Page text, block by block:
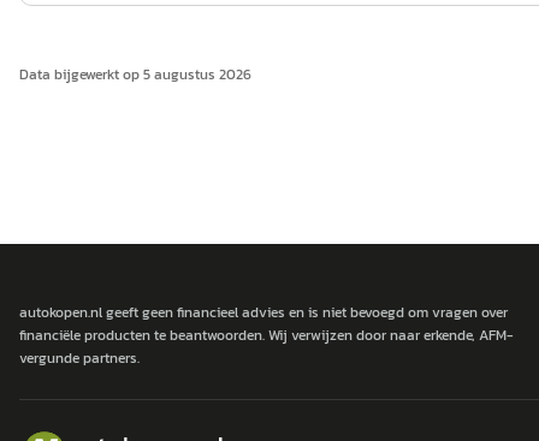
Data bijgewerkt op5 augustus 2026
autokopen.nl geeft geen financieel advies en is niet bevoegd om vragen over
financiële producten te beantwoorden. Wij verwijzen door naar erkende, AFM-
vergunde partners.